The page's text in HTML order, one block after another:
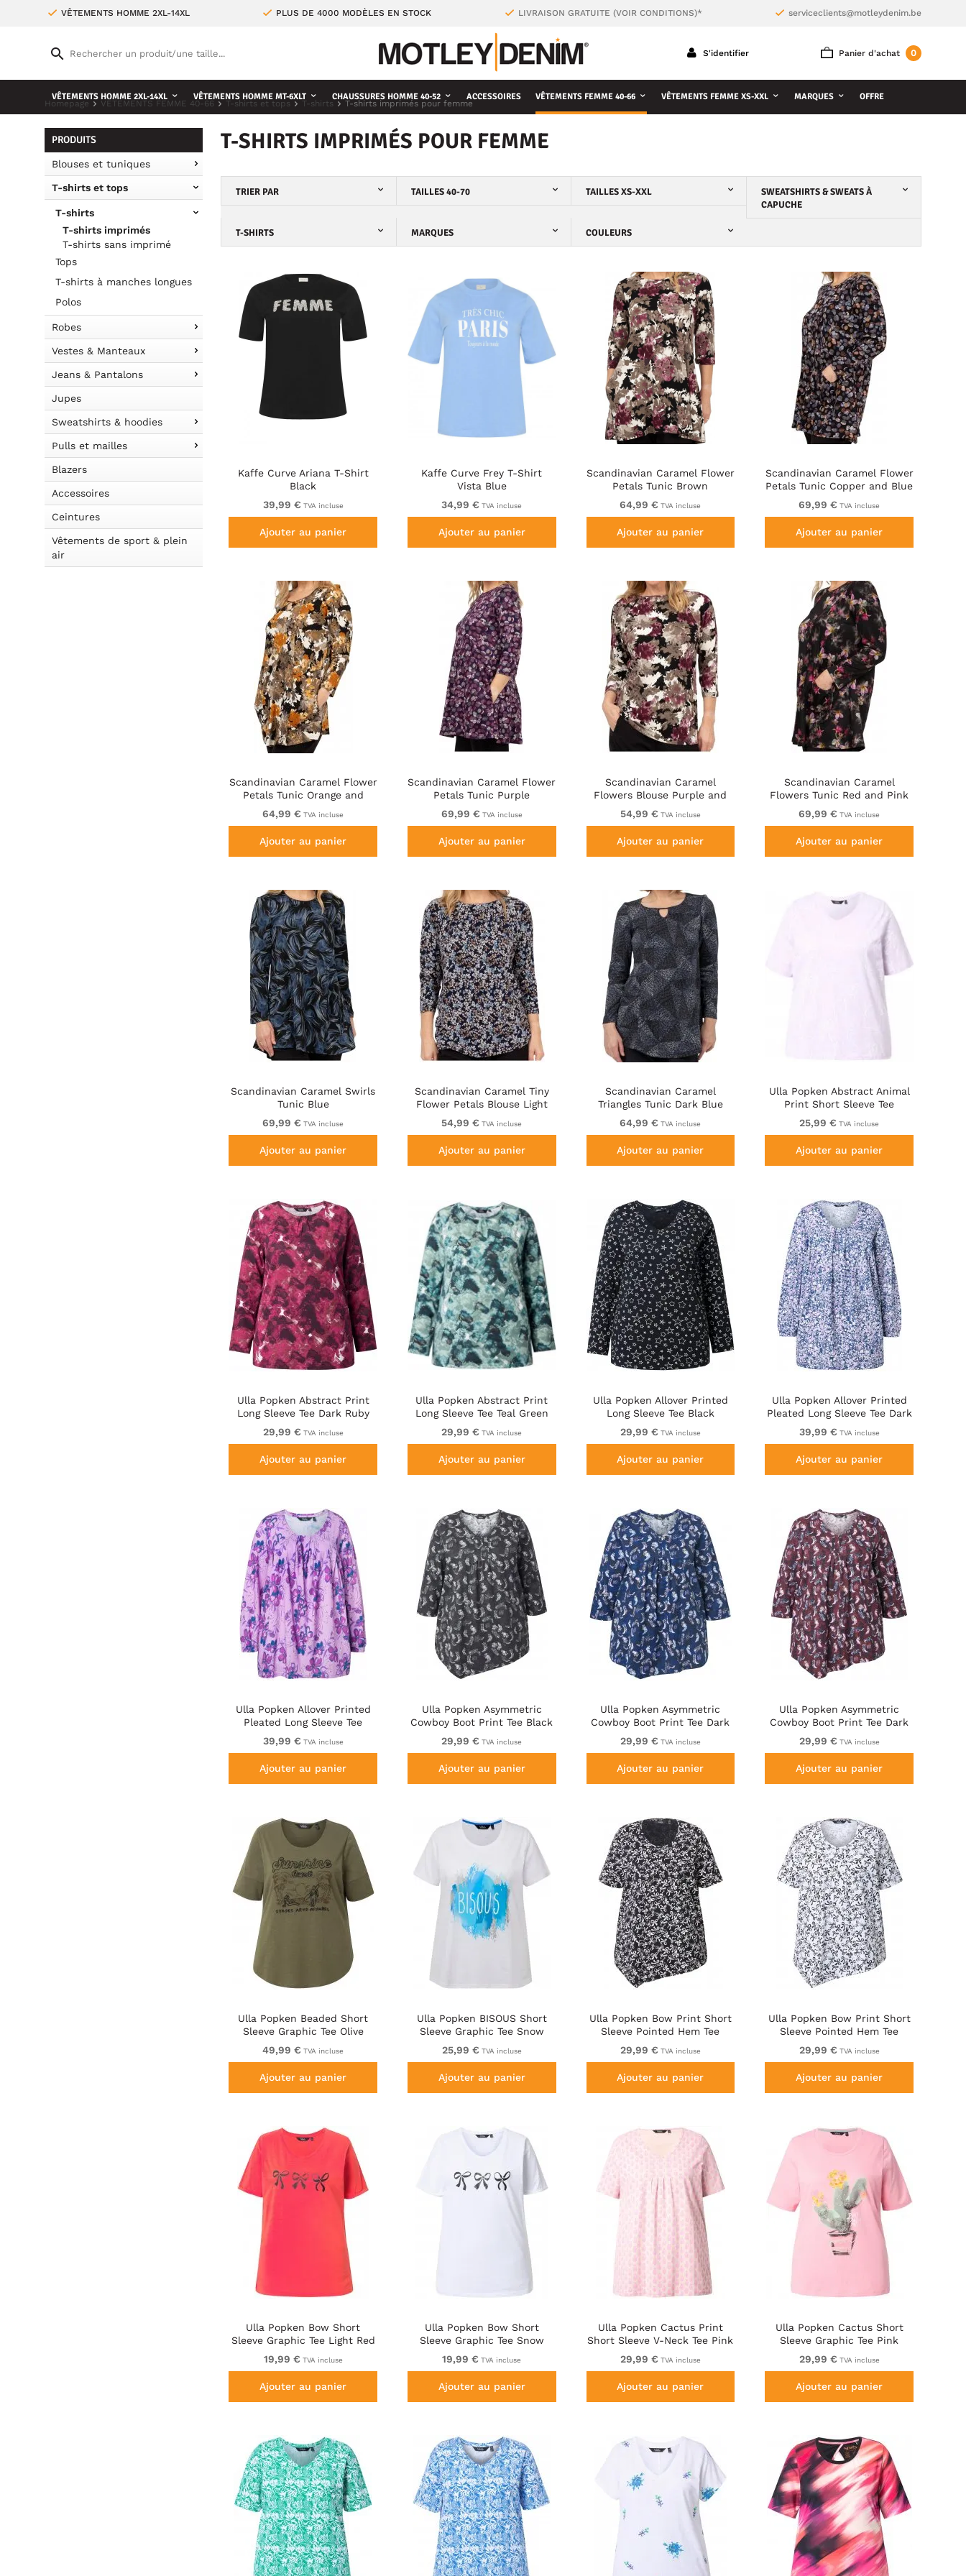
VÊTEMENTS HOMME 2XL-14XL PLUS DE 4000 MODÈLES EN STOCK LIVRAISON GRATUITE (VOIR CONDITIONS)* serviceclients@motleydenim.be
Panier d'achat 0
S'identifier
VÊTEMENTS HOMME 2XL-14XL VÊTEMENTS HOMME MT-6XLT CHAUSSURES HOMME 40-52 ACCESSOIRES VÊTEMENTS FEMME 40-66 VÊTEMENTS FEMME XS-XXL MARQUES OFFRE
Homepage VÊTEMENTS FEMME 40-66 T-shirts et tops T-shirts T-shirts imprimés pour femme
PRODUITS
Blouses et tuniques
T-shirts et tops
T-shirts
T-shirts imprimés
T-shirts sans imprimé
Tops
T-shirts à manches longues
Polos
Robes
Vestes & Manteaux
Jeans & Pantalons
Jupes
Sweatshirts & hoodies
Pulls et mailles
Blazers
Accessoires
Ceintures
Vêtements de sport & plein
air
T-SHIRTS IMPRIMÉS POUR FEMME
TRIER PAR TAILLES 40-70 TAILLES XS-XXL
SWEATSHIRTS & SWEATS À
CAPUCHE
T-SHIRTS MARQUES COULEURS
Kaffe Curve Ariana T-Shirt
Black
39,99 € TVA incluse
Ajouter au panier
Kaffe Curve Frey T-Shirt
Vista Blue
34,99 € TVA incluse
Ajouter au panier
Scandinavian Caramel Flower
Petals Tunic Brown
64,99 € TVA incluse
Ajouter au panier
Scandinavian Caramel Flower
Petals Tunic Copper and Blue
69,99 € TVA incluse
Ajouter au panier
Scandinavian Caramel Flower
Petals Tunic Orange and
Brown
64,99 € TVA incluse
Ajouter au panier
Scandinavian Caramel Flower
Petals Tunic Purple
69,99 € TVA incluse
Ajouter au panier
Scandinavian Caramel
Flowers Blouse Purple and
Brown
54,99 € TVA incluse
Ajouter au panier
Scandinavian Caramel
Flowers Tunic Red and Pink
69,99 € TVA incluse
Ajouter au panier
Scandinavian Caramel Swirls
Tunic Blue
69,99 € TVA incluse
Ajouter au panier
Scandinavian Caramel Tiny
Flower Petals Blouse Light
Blue
54,99 € TVA incluse
Ajouter au panier
Scandinavian Caramel
Triangles Tunic Dark Blue
64,99 € TVA incluse
Ajouter au panier
Ulla Popken Abstract Animal
Print Short Sleeve Tee
Lavender
25,99 € TVA incluse
Ajouter au panier
Ulla Popken Abstract Print
Long Sleeve Tee Dark Ruby
29,99 € TVA incluse
Ajouter au panier
Ulla Popken Abstract Print
Long Sleeve Tee Teal Green
29,99 € TVA incluse
Ajouter au panier
Ulla Popken Allover Printed
Long Sleeve Tee Black
29,99 € TVA incluse
Ajouter au panier
Ulla Popken Allover Printed
Pleated Long Sleeve Tee Dark
Blue
39,99 € TVA incluse
Ajouter au panier
Ulla Popken Allover Printed
Pleated Long Sleeve Tee
Lavender
39,99 € TVA incluse
Ajouter au panier
Ulla Popken Asymmetric
Cowboy Boot Print Tee Black
29,99 € TVA incluse
Ajouter au panier
Ulla Popken Asymmetric
Cowboy Boot Print Tee Dark
Blue
29,99 € TVA incluse
Ajouter au panier
Ulla Popken Asymmetric
Cowboy Boot Print Tee Dark
Ruby
29,99 € TVA incluse
Ajouter au panier
Ulla Popken Beaded Short
Sleeve Graphic Tee Olive
49,99 € TVA incluse
Ajouter au panier
Ulla Popken BISOUS Short
Sleeve Graphic Tee Snow
White
25,99 € TVA incluse
Ajouter au panier
Ulla Popken Bow Print Short
Sleeve Pointed Hem Tee
Black
29,99 € TVA incluse
Ajouter au panier
Ulla Popken Bow Print Short
Sleeve Pointed Hem Tee
Snow White
29,99 € TVA incluse
Ajouter au panier
Ulla Popken Bow Short
Sleeve Graphic Tee Light Red
19,99 € TVA incluse
Ajouter au panier
Ulla Popken Bow Short
Sleeve Graphic Tee Snow
White
19,99 € TVA incluse
Ajouter au panier
Ulla Popken Cactus Print
Short Sleeve V-Neck Tee Pink
29,99 € TVA incluse
Ajouter au panier
Ulla Popken Cactus Short
Sleeve Graphic Tee Pink
29,99 € TVA incluse
Ajouter au panier